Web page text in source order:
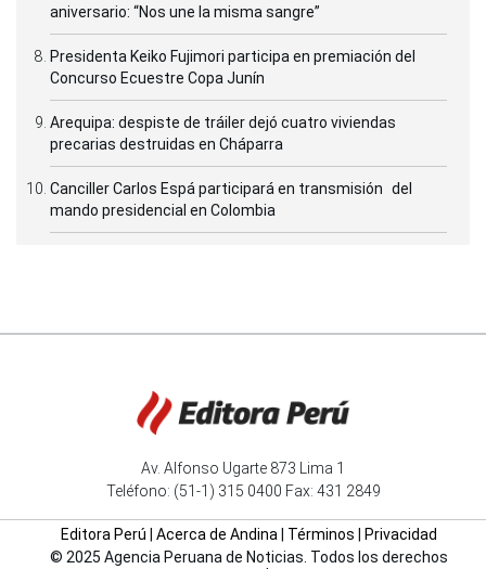
aniversario: “Nos une la misma sangre”
Presidenta Keiko Fujimori participa en premiación del
Concurso Ecuestre Copa Junín
Arequipa: despiste de tráiler dejó cuatro viviendas
precarias destruidas en Cháparra
Canciller Carlos Espá participará en transmisión del
mando presidencial en Colombia
Av. Alfonso Ugarte 873 Lima 1
Teléfono: (51-1) 315 0400 Fax: 431 2849
Editora Perú Acerca de Andina| Términos
Privacidad
© 2025 Agencia Peruana de Noticias. Todos los derechos